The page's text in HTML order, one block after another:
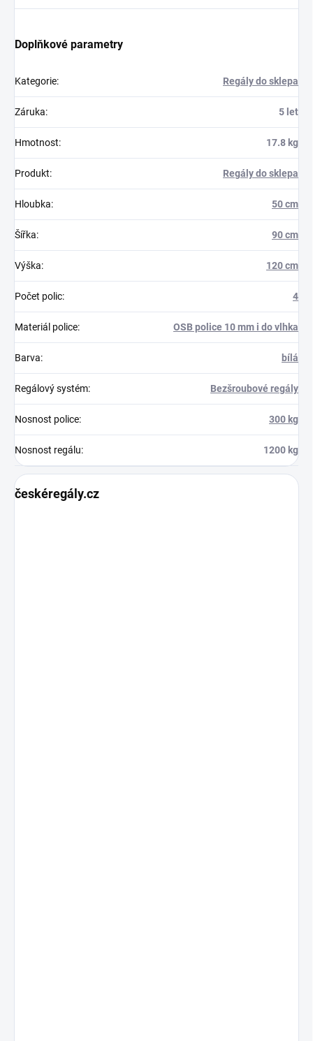
Doplňkové parametry
Kategorie: Regály do sklepa
Záruka: 5 let
Hmotnost: 17.8 kg
Produkt: Regály do sklepa
Hloubka: 50 cm
Šířka: 90 cm
Výška: 120 cm
Počet polic: 4
Materiál police: OSB police 10 mm i do vlhka
Barva: bílá
Regálový systém: Bezšroubové regály
Nosnost police: 300 kg
Nosnost regálu: 1200 kg
českéregály.cz